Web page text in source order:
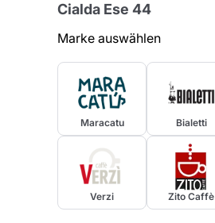
Maracatu
Lavazza
Dolce Gusto
Lavazza A Modo Mio
Kaffeebohnen und
Gemahlener Kaffee
Cialda Ese 44
Marke auswählen
Maracatu Bialetti
Verzi Zito Caffè